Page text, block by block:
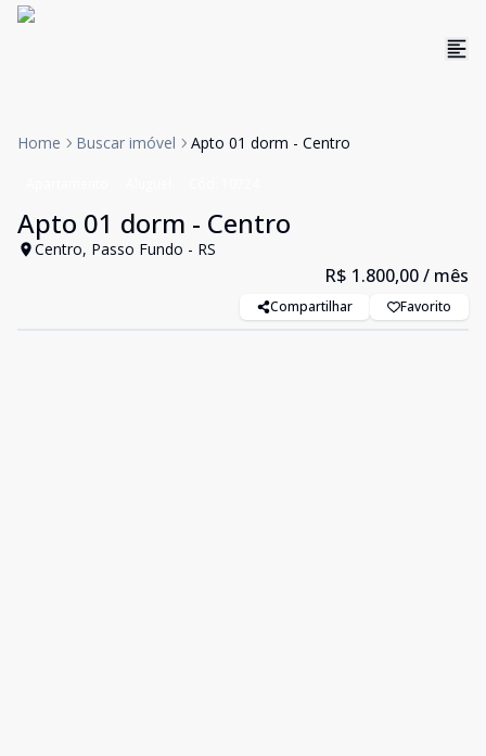
Home Buscar imóvel Apto 01 dorm - Centro
Apto 01 dorm - Centro
Centro, Passo Fundo - RS
R$ 1.800,00/ mês
Compartilhar Favorito